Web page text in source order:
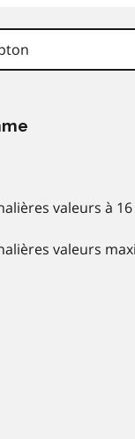
valeurs à 16
valeurs